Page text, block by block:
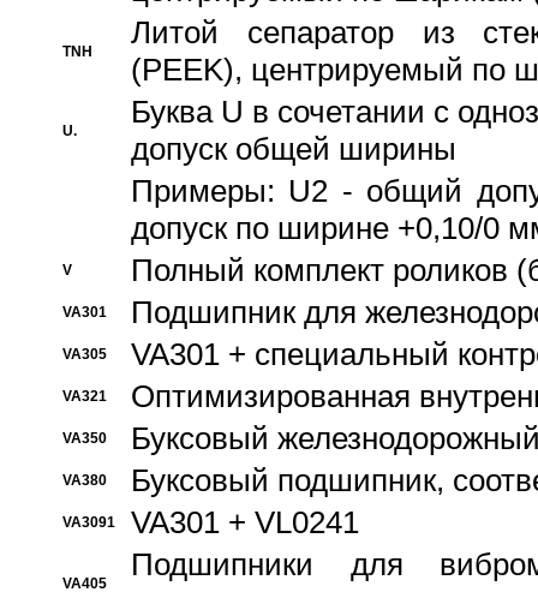
TNH
Литой сепаратор из
(PEEK), центрируемый по
U.
Буква U в сочетании с
допуск общей ширины
Примеры: U2 - общий
допуск по ширине +0,10/0
V Полный комплект роликов
VA301 Подшипник для
VA305 VA301 + специальный
VA321 Оптимизированная
VA350 Буксовый
VA380 Буксовый подшипник,
VA3091 VA301 + VL0241
VA405
Подшипники для